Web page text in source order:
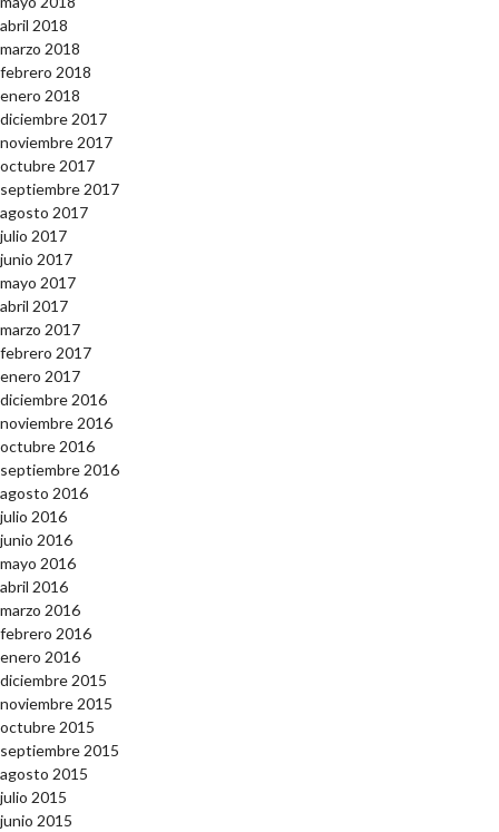
abril 2018
marzo 2018
febrero 2018
enero 2018
diciembre 2017
noviembre 2017
octubre 2017
septiembre 2017
agosto 2017
julio 2017
junio 2017
mayo 2017
abril 2017
marzo 2017
febrero 2017
enero 2017
diciembre 2016
noviembre 2016
octubre 2016
septiembre 2016
agosto 2016
julio 2016
junio 2016
mayo 2016
abril 2016
marzo 2016
febrero 2016
enero 2016
diciembre 2015
noviembre 2015
octubre 2015
septiembre 2015
agosto 2015
julio 2015
junio 2015